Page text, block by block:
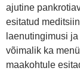
ajutine
esitatud
laenutingimusi
võimalik ka
maakohtule